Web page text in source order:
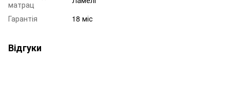
матрац
Гарантія
18 міс
Відгуки